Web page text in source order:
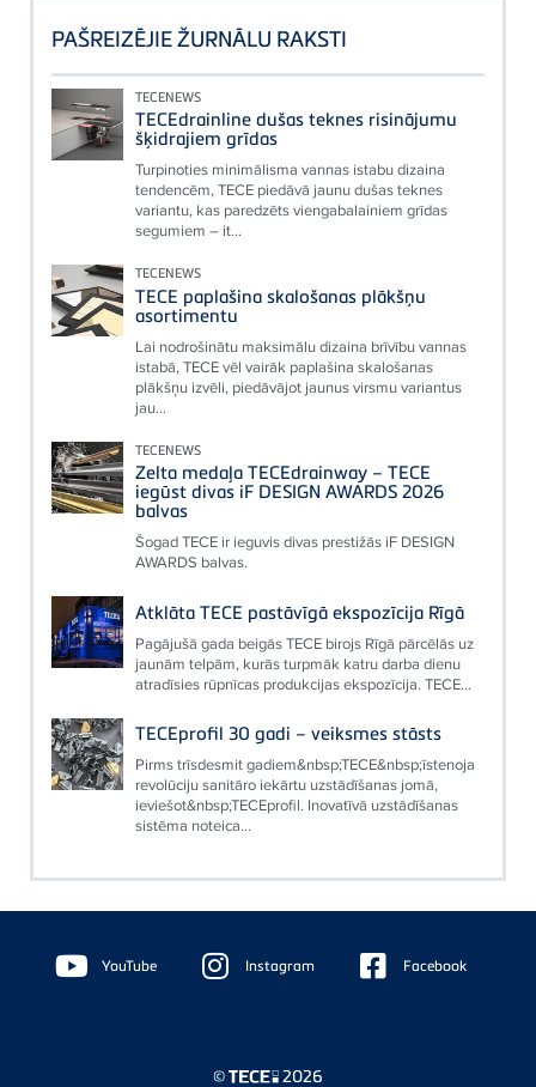
PAŠREIZĒJIE ŽURNĀLU RAKSTI
TECENEWS
TECEdrainline dušas teknes risinājumu
šķidrajiem grīdas
Turpinoties minimālisma vannas istabu dizaina
tendencēm, TECE piedāvā jaunu dušas teknes
variantu, kas paredzēts viengabalainiem grīdas
segumiem – it...
TECENEWS
TECE paplašina skalošanas plākšņu
asortimentu
Lai nodrošinātu maksimālu dizaina brīvību vannas
istabā, TECE vēl vairāk paplašina skalošanas
plākšņu izvēli, piedāvājot jaunus virsmu variantus
jau...
TECENEWS
Zelta medaļa TECEdrainway – TECE
iegūst divas iF DESIGN AWARDS 2026
balvas
Šogad TECE ir ieguvis divas prestižās iF DESIGN
AWARDS balvas.
Atklāta TECE pastāvīgā ekspozīcija Rīgā
Pagājušā gada beigās TECE birojs Rīgā pārcēlās uz
jaunām telpām, kurās turpmāk katru darba dienu
atradīsies rūpnīcas produkcijas ekspozīcija. TECE...
TECEprofil 30 gadi – veiksmes stāsts
Pirms trīsdesmit gadiem&nbsp;TECE&nbsp;īstenoja
revolūciju sanitāro iekārtu uzstādīšanas jomā,
ieviešot&nbsp;TECEprofil. Inovatīvā uzstādīšanas
sistēma noteica...
Floating
Sidebar YouTube Instagram Facebook
© 2026